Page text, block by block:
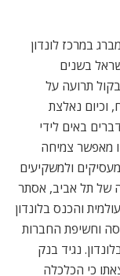
במרכז לונדון
בשנים
תרועה על
נאלצת
באים לידי
מאפשר צמיחה
ולמשקיעים
של תל אביב, אסתר
והכנס בלונדון
וחשיפת החברות
נגיד בנק
כי הכלכלה